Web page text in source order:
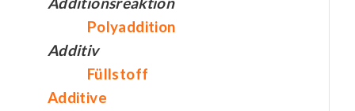
Polyaddition
Additiv
Füllstoff
Additive